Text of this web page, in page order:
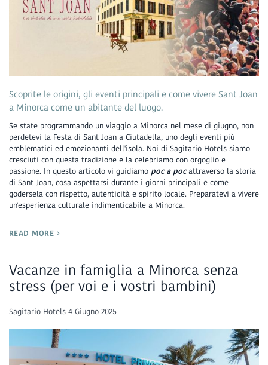
Scoprite le origini, gli eventi principali e come vivere Sant Joan
a Minorca come un abitante del luogo.
Se state programmando un viaggio a Minorca nel mese di giugno, non
perdetevi la Festa di Sant Joan a Ciutadella, uno degli eventi più
emblematici ed emozionanti dell'isola. Noi di Sagitario Hotels siamo
cresciuti con questa tradizione e la celebriamo con orgoglio e
passione. In questo articolo vi guidiamo poc a pocattraverso la storia
di Sant Joan, cosa aspettarsi durante i giorni principali e come
godersela con rispetto, autenticità e spirito locale. Preparatevi a vivere
un'esperienza culturale indimenticabile a Minorca.
READ MORE
Vacanze in famiglia a Minorca senza
stress (per voi e i vostri bambini)
Sagitario Hotels 4 Giugno 2025